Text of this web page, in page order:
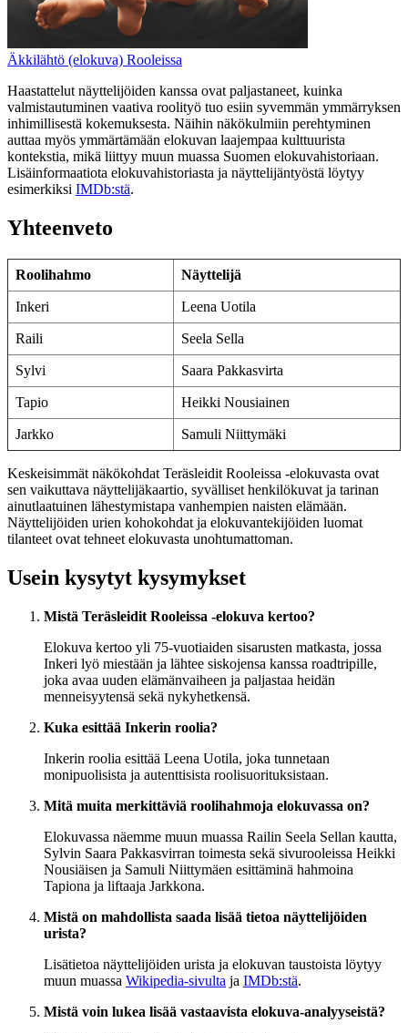
Äkkilähtö (elokuva) Rooleissa
Haastattelut näyttelijöiden kanssa ovat paljastaneet, kuinka
valmistautuminen vaativa roolityö tuo esiin syvemmän ymmärryksen
inhimillisestä kokemuksesta. Näihin näkökulmiin perehtyminen
auttaa myös ymmärtämään elokuvan laajempaa kulttuurista
kontekstia, mikä liittyy muun muassa Suomen elokuvahistoriaan.
Lisäinformaatiota elokuvahistoriasta ja näyttelijäntyöstä löytyy
esimerkiksi IMDb:stä.
Yhteenveto
Roolihahmo Näyttelijä
Inkeri Leena Uotila
Raili Seela Sella
Sylvi Saara Pakkasvirta
Tapio Heikki Nousiainen
Jarkko Samuli Niittymäki
Keskeisimmät näkökohdat Teräsleidit Rooleissa -elokuvasta ovat
sen vaikuttava näyttelijäkaartio, syvälliset henkilökuvat ja tarinan
ainutlaatuinen lähestymistapa vanhempien naisten elämään.
Näyttelijöiden urien kohokohdat ja elokuvantekijöiden luomat
tilanteet ovat tehneet elokuvasta unohtumattoman.
Usein kysytyt kysymykset
Mistä Teräsleidit Rooleissa -elokuva kertoo?
Elokuva kertoo yli 75-vuotiaiden sisarusten matkasta, jossa
Inkeri lyö miestään ja lähtee siskojensa kanssa roadtripille,
joka avaa uuden elämänvaiheen ja paljastaa heidän
menneisyytensä sekä nykyhetkensä.
Kuka esittää Inkerin roolia?
Inkerin roolia esittää Leena Uotila, joka tunnetaan
monipuolisista ja autenttisista roolisuorituksistaan.
Mitä muita merkittäviä roolihahmoja elokuvassa on?
Elokuvassa näemme muun muassa Railin Seela Sellan kautta,
Sylvin Saara Pakkasvirran toimesta sekä sivurooleissa Heikki
Nousiäisen ja Samuli Niittymäen esittäminä hahmoina
Tapiona ja liftaaja Jarkkona.
Mistä on mahdollista saada lisää tietoa näyttelijöiden
urista?
Lisätietoa näyttelijöiden urista ja elokuvan taustoista löytyy
muun muassa Wikipedia-sivulta ja IMDb:stä.
Mistä voin lukea lisää vastaavista elokuva-analyyseistä?